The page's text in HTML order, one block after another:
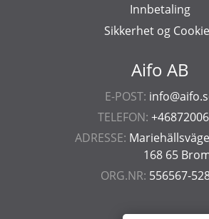
Aifo AB
E-POST:
TELEFON:
ADRESSE:
168 65
ORG.NR: 556567-
Innbetaling
Sikkerhet og